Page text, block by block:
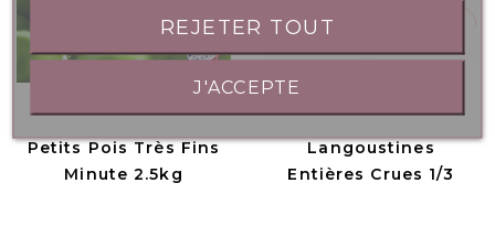
Petits Pois Très Fins
Minute 2.5kg
Langoustines
Entières Crues 1/3
REJETER TOUT
J'ACCEPTE